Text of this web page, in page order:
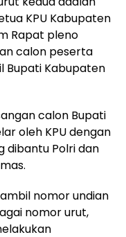
KPU Kabupaten
Rapat pleno
calon peserta
Bupati Kabupaten
calon Bupati
oleh KPU dengan
dibantu Polri dan
nomor undian
nomor urut,